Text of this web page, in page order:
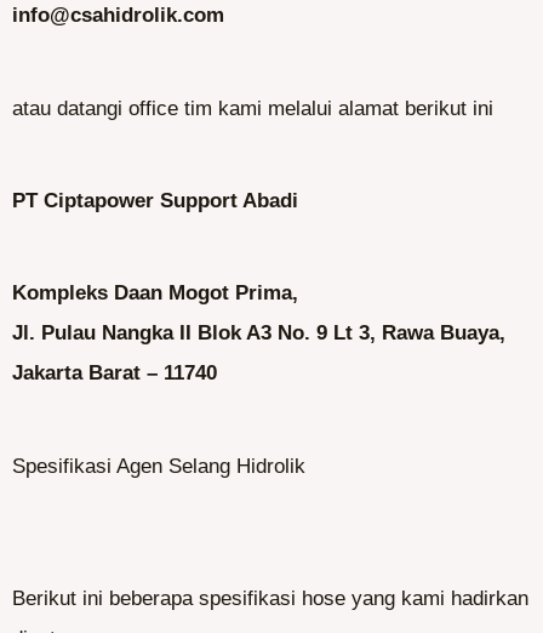
info@csahidrolik.com
atau datangi office tim kami melalui alamat berikut ini
PT Ciptapower Support Abadi
Kompleks Daan Mogot Prima,
Jl. Pulau Nangka II Blok A3 No. 9 Lt 3, Rawa Buaya,
Jakarta Barat – 11740
Spesifikasi Agen Selang Hidrolik
Berikut ini beberapa spesifikasi hose yang kami hadirkan